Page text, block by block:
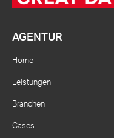
AGENTUR
Home
Leistungen
Branchen
Cases